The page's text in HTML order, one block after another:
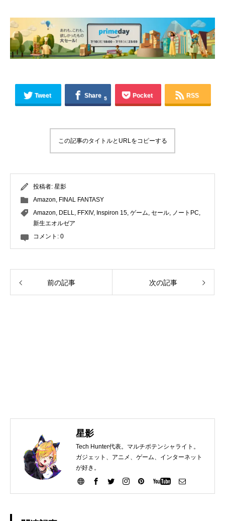
Tweet Share 5 Pocket RSS
この記事のタイトルとURLをコピーする
投稿者: 星影
Amazon FINAL FANTASY
Amazon DELL FFXIV, Inspiron 15 ゲーム セール ノートPC
新生エオルゼア
コメント: 0
前の記事 次の記事
星影
Tech Hunter代表。マルチポテンシャライト。
ガジェット、アニメ、ゲーム、インターネット
が好き。